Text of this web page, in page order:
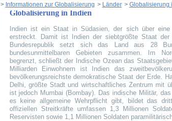
> Informationen zur Globalisierung > Länder > Globalisierung
Globalisierung in Indien
Indien ist ein Staat in Südasien, der sich über
erstreckt. Damit ist Indien der siebtgrößte Staat der
Bundesrepublik setzt sich das Land aus 28
bundesunmittelbaren Gebieten zusammen. Im
begrenzt, schließt der Indische Ozean das
Milliarden Einwohnern ist Indien das
bevölkerungsreichste demokratische Staat der Erde.
Delhi, größte Stadt und wirtschaftliches Zentrum mit
ist jedoch Mumbai (Bombay). Das indische Militär,
es keine allgemeine Wehrpflicht gibt, bildet das
offiziellen Streitkräfte umfassen 1,3 Millionen
Reservisten sowie 1,1 Millionen Soldaten